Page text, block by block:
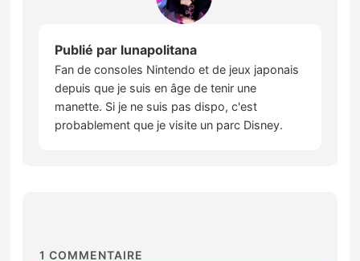
Publié par lunapolitana
Fan de consoles Nintendo et de jeux japonais
depuis que je suis en âge de tenir une
manette. Si je ne suis pas dispo, c'est
probablement que je visite un parc Disney.
1 COMMENTAIRE